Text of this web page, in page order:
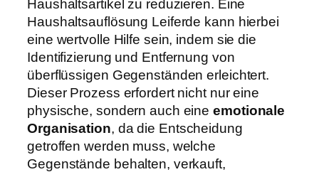
Haushaltsartikel zu reduzieren. Eine
Haushaltsauflösung Leiferde kann hierbei
eine wertvolle Hilfe sein, indem sie die
Identifizierung und Entfernung von
überflüssigen Gegenständen erleichtert.
Dieser Prozess erfordert nicht nur eine
physische, sondern auch eineemotionale
Organisation, da die Entscheidung
getroffen werden muss, welche
Gegenstände behalten, verkauft,